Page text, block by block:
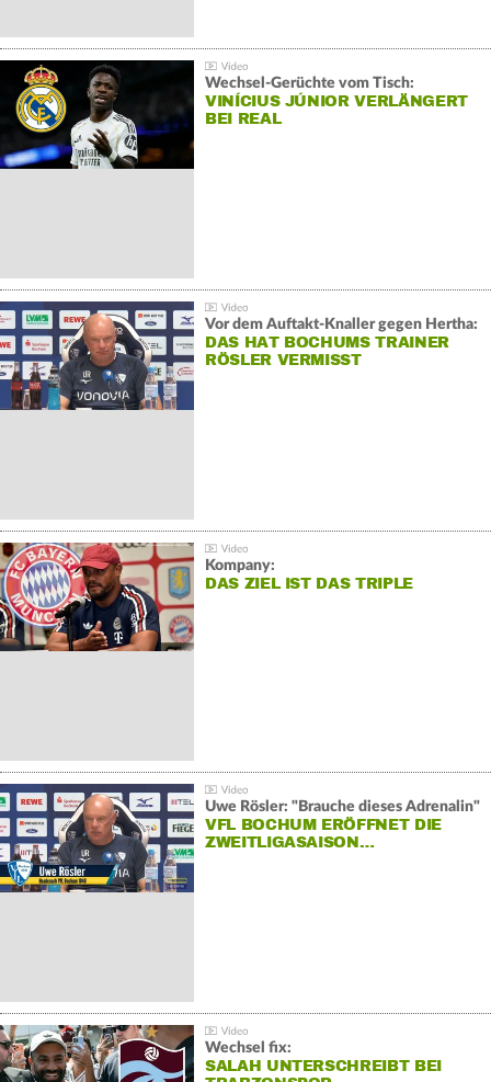
Wechsel-Gerüchte vom Tisch:
VINÍCIUS JÚNIOR VERLÄNGERT
BEI REAL
Vor dem Auftakt-Knaller gegen Hertha:
DAS HAT BOCHUMS TRAINER
RÖSLER VERMISST
Kompany:
DAS ZIEL IST DAS TRIPLE
Uwe Rösler: "Brauche dieses Adrenalin"
VFL BOCHUM ERÖFFNET DIE
ZWEITLIGASAISON…
Wechsel fix:
SALAH UNTERSCHREIBT BEI